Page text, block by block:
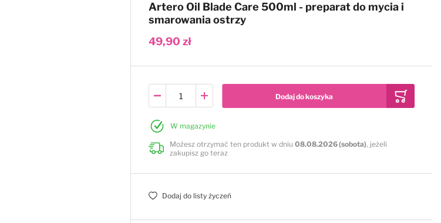
Artero Oil Blade Care 500ml - preparat do mycia i
smarowania ostrzy
49,90 zł
Dodaj do koszyka
W magazynie
Możesz otrzymać ten produkt w dniu 08.08.2026 (sobota), jeżeli
zakupisz go teraz
Dodaj do listy życzeń